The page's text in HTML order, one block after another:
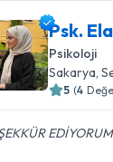
Psk.
Psikoloji
Sakarya,
5 (4
EDİYORUM